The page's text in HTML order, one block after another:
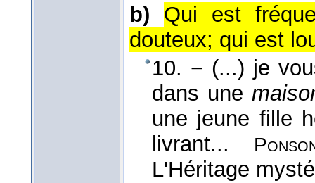
b)
Qui est
douteux; qui est
10. − (...) je
dans une
une jeune fille
livrant...
L'Héritage